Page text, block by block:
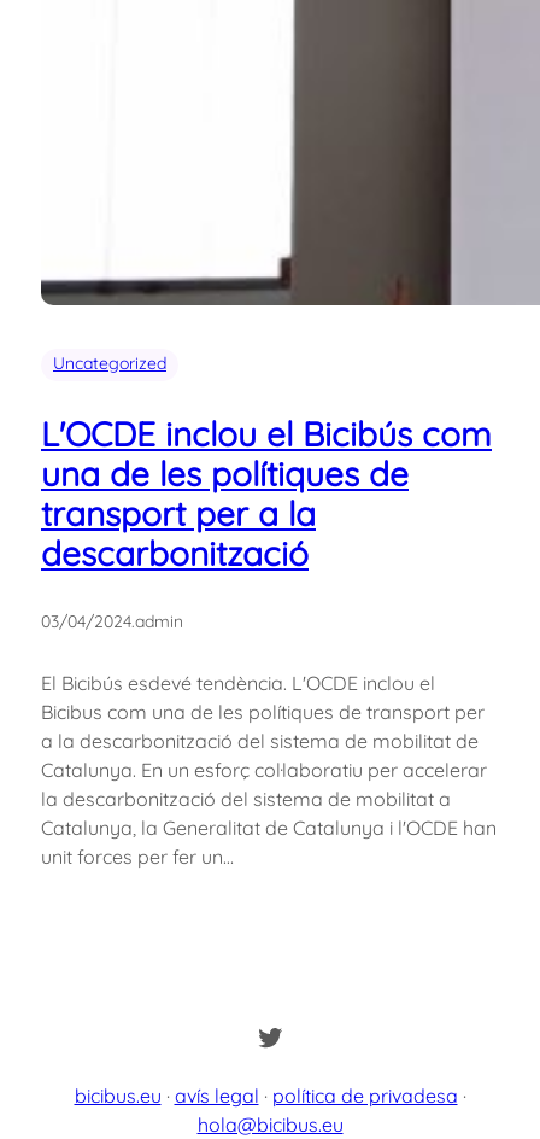
Uncategorized
L'OCDE inclou el Bicibús com
una de les polítiques de
transport per a la
descarbonització
03/04/2024.admin
El Bicibús esdevé tendència. L'OCDE inclou el
Bicibus com una de les polítiques de transport per
a la descarbonització del sistema de mobilitat de
Catalunya. En un esforç col·laboratiu per accelerar
la descarbonització del sistema de mobilitat a
Catalunya, la Generalitat de Catalunya i l'OCDE han
unit forces per fer un…
Twitter
bicibus.eu · avís legal · política de privadesa ·
hola@bicibus.eu